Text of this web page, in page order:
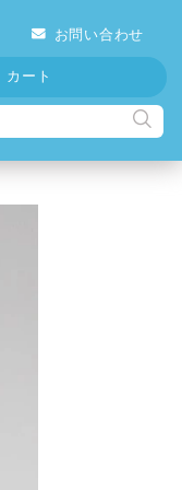
お問い合わせ
カート